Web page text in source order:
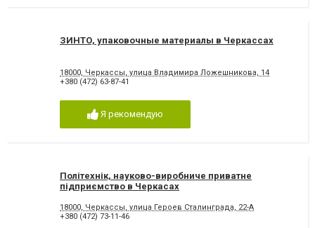
ЗИНТО, упаковочные материалы в Черкассах
18000, Черкассы, улица Владимира Ложешникова, 14
+380 (472) 63-87-41
Я рекомендую
Політехнік, науково-виробниче приватне
підприємство в Черкасах
18000, Черкассы, улица Героев Сталинграда, 22-А
+380 (472) 73-11-46